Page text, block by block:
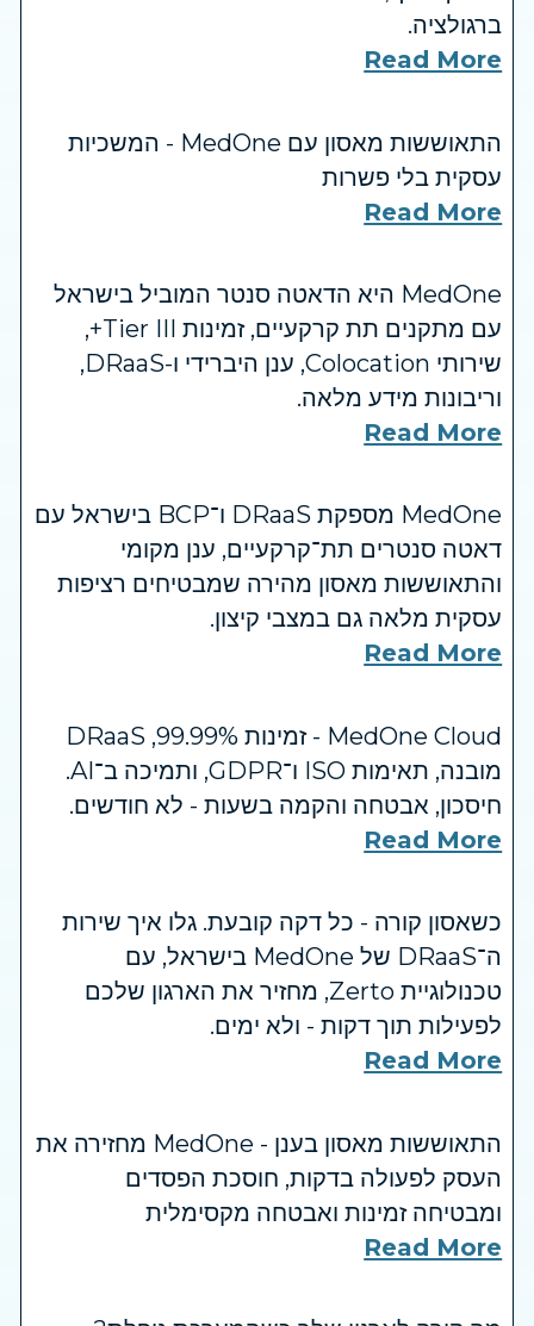
ברגולציה.
Read More
התאוששות מאסון עם MedOne - המשכיות
עסקית בלי פשרות
Read More
MedOne היא הדאטה סנטר המוביל בישראל
עם מתקנים תת קרקעיים, זמינות Tier III+,
שירותי Colocation, ענן היברידי ו-DRaaS,
וריבונות מידע מלאה.
Read More
MedOne מספקת DRaaS ו־BCP בישראל עם
דאטה סנטרים תת־קרקעיים, ענן מקומי
והתאוששות מאסון מהירה שמבטיחים רציפות
עסקית מלאה גם במצבי קיצון.
Read More
MedOne Cloud - זמינות ‎99.99%, ‏DRaaS
מובנה, תאימות ‏ISO ו־GDPR, ותמיכה ב־AI.
חיסכון, אבטחה והקמה בשעות - לא חודשים.
Read More
כשאסון קורה - כל דקה קובעת. גלו איך שירות
ה־DRaaS של MedOne בישראל, עם
טכנולוגיית Zerto, מחזיר את הארגון שלכם
לפעילות תוך דקות - ולא ימים.
Read More
התאוששות מאסון בענן - MedOne מחזירה את
העסק לפעולה בדקות, חוסכת הפסדים
ומבטיחה זמינות ואבטחה מקסימלית
Read More